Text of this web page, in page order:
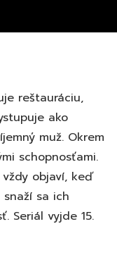
reštauráciu,
ako
muž. Okrem
schopnosťami.
objaví, keď
sa ich
Seriál vyjde 15.